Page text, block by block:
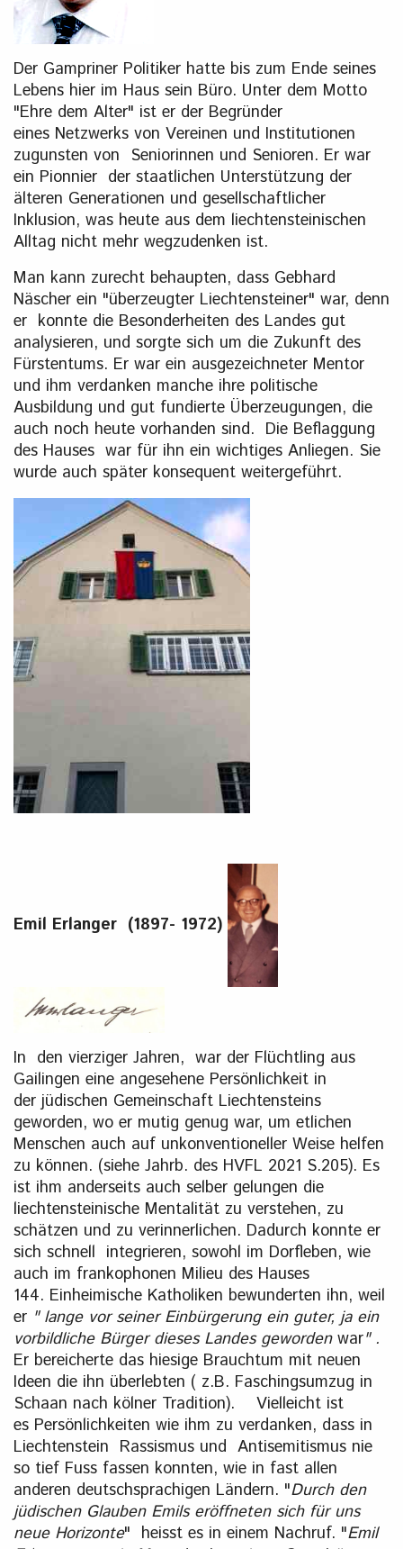
Der Gampriner Politiker hatte bis zum Ende seines
Lebens hier im Haus sein Büro. Unter dem Motto
"Ehre dem Alter" ist er der Begründer
eines Netzwerks von Vereinen und Institutionen
zugunsten von Seniorinnen und Senioren. Er war
ein Pionnier der staatlichen Unterstützung der
älteren Generationen und gesellschaftlicher
Inklusion, was heute aus dem liechtensteinischen
Alltag nicht mehr wegzudenken ist.
Man kann zurecht behaupten, dass Gebhard
Näscher ein "überzeugter Liechtensteiner" war, denn
er konnte die Besonderheiten des Landes gut
analysieren, und sorgte sich um die Zukunft des
Fürstentums. Er war ein ausgezeichneter Mentor
und ihm verdanken manche ihre politische
Ausbildung und gut fundierte Überzeugungen, die
auch noch heute vorhanden sind. Die Beflaggung
des Hauses war für ihn ein wichtiges Anliegen. Sie
wurde auch später konsequent weitergeführt.
Emil Erlanger (1897- 1972)
In den vierziger Jahren, war der Flüchtling aus
Gailingen eine angesehene Persönlichkeit in
der jüdischen Gemeinschaft Liechtensteins
geworden, wo er mutig genug war, um etlichen
Menschen auch auf unkonventioneller Weise helfen
zu können. (siehe Jahrb. des HVFL 2021 S.205). Es
ist ihm anderseits auch selber gelungen die
liechtensteinische Mentalität zu verstehen, zu
schätzen und zu verinnerlichen. Dadurch konnte er
sich schnell integrieren, sowohl im Dorfleben, wie
auch im frankophonen Milieu des Hauses
144. Einheimische Katholiken bewunderten ihn, weil
er " lange vor seiner Einbürgerung ein guter, ja ein
vorbildliche Bürger dieses Landes gewordenwar" .
Er bereicherte das hiesige Brauchtum mit neuen
Ideen die ihn überlebten ( z.B. Faschingsumzug in
Schaan nach kölner Tradition). Vielleicht ist
es Persönlichkeiten wie ihm zu verdanken, dass in
Liechtenstein Rassismus und Antisemitismus nie
so tief Fuss fassen konnten, wie in fast allen
anderen deutschsprachigen Ländern. "Durch den
jüdischen Glauben Emils eröffneten sich für uns
neue Horizonte" heisst es in einem Nachruf. "Emil